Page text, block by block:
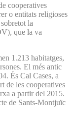
cooperatives
o entitats religioses
la
que la va
1.213 habitatges,
El més antic
És Cal Cases, a
de les cooperatives
a partir del 2015.
de Sants-Montjuïc